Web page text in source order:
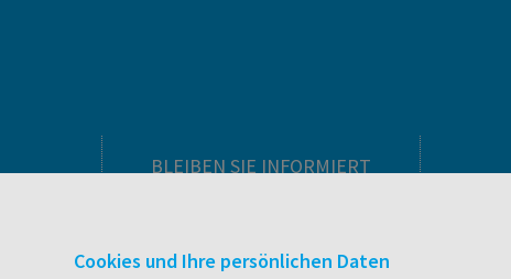
BLEIBEN SIE INFORMIERT
Veranstaltungen
Cookies und Ihre persönlichen Daten